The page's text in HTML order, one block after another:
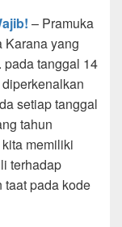
– Pramuka
Karana yang
pada tanggal 14
setiap tanggal
tahun
memiliki
terhadap
taat pada kode